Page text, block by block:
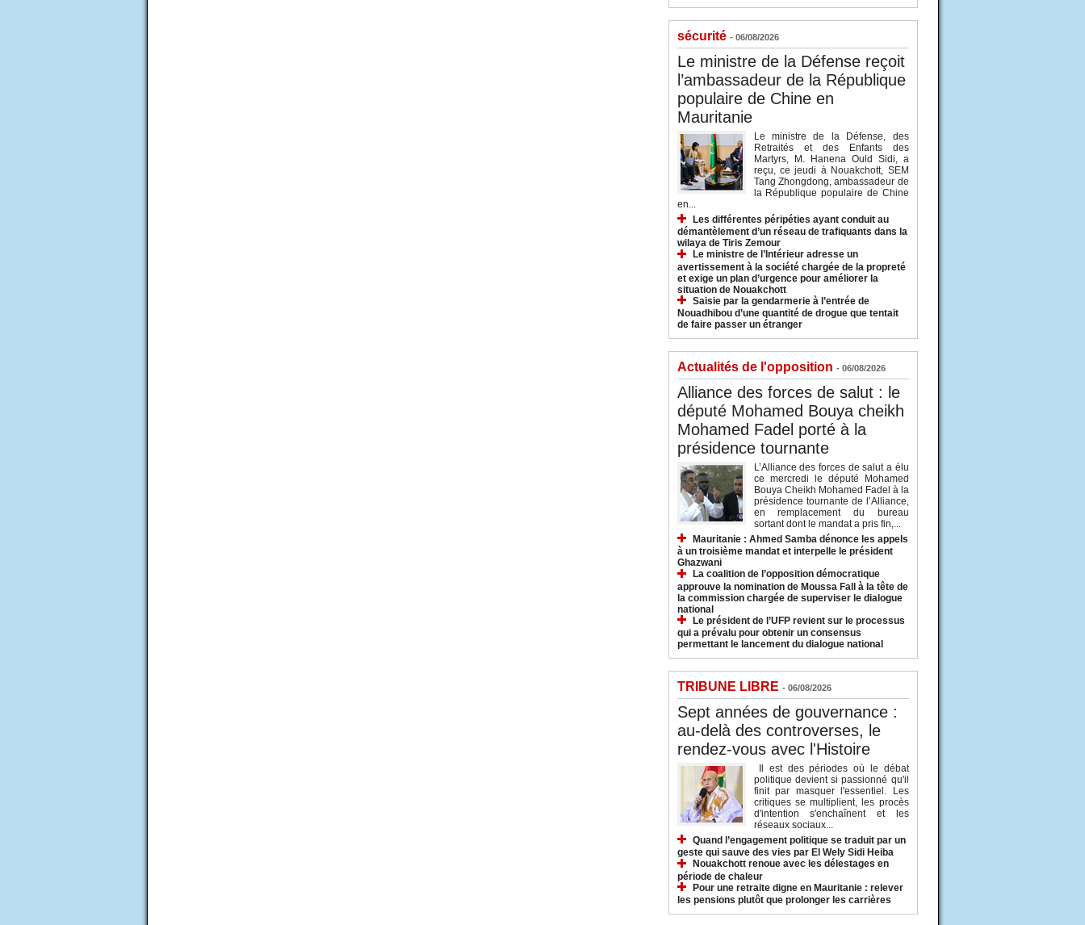
sécurité - 06/08/2026
Le ministre de la Défense reçoit
l’ambassadeur de la République
populaire de Chine en
Mauritanie
Le ministre de la Défense, des
Retraités et des Enfants des
Martyrs, M. Hanena Ould Sidi, a
reçu, ce jeudi à Nouakchott, SEM
Tang Zhongdong, ambassadeur de
la République populaire de Chine
en...
Les différentes péripéties ayant conduit au
démantèlement d’un réseau de trafiquants dans la
wilaya de Tiris Zemour
Le ministre de l’Intérieur adresse un
avertissement à la société chargée de la propreté
et exige un plan d’urgence pour améliorer la
situation de Nouakchott
Saisie par la gendarmerie à l’entrée de
Nouadhibou d’une quantité de drogue que tentait
de faire passer un étranger
Actualités de l'opposition - 06/08/2026
Alliance des forces de salut : le
député Mohamed Bouya cheikh
Mohamed Fadel porté à la
présidence tournante
L’Alliance des forces de salut a élu
ce mercredi le député Mohamed
Bouya Cheikh Mohamed Fadel à la
présidence tournante de l’Alliance,
en remplacement du bureau
sortant dont le mandat a pris fin,...
Mauritanie : Ahmed Samba dénonce les appels
à un troisième mandat et interpelle le président
Ghazwani
La coalition de l’opposition démocratique
approuve la nomination de Moussa Fall à la tête de
la commission chargée de superviser le dialogue
national
Le président de l’UFP revient sur le processus
qui a prévalu pour obtenir un consensus
permettant le lancement du dialogue national
TRIBUNE LIBRE - 06/08/2026
Sept années de gouvernance :
au-delà des controverses, le
rendez-vous avec l'Histoire
Il est des périodes où le débat
politique devient si passionné qu'il
finit par masquer l'essentiel. Les
critiques se multiplient, les procès
d'intention s'enchaînent et les
réseaux sociaux...
Quand l’engagement politique se traduit par un
geste qui sauve des vies par El Wely Sidi Heiba
Nouakchott renoue avec les délestages en
période de chaleur
Pour une retraite digne en Mauritanie : relever
les pensions plutôt que prolonger les carrières